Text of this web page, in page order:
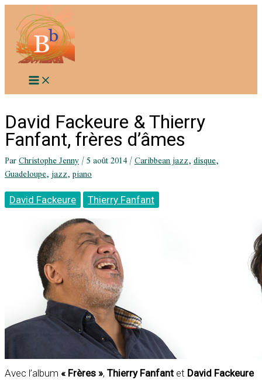
contenu
David Fackeure & Thierry
Fanfant, frères d’âmes
ParChristophe Jenny/5 août 2014/Caribbean jazz,disque,
Guadeloupe,jazz,piano
David Fackeure Thierry Fanfant
Avec l’album « Frères », Thierry Fanfant et David Fackeure